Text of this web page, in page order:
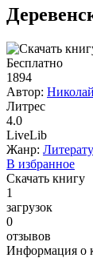
Бесплатно
1894
Автор:
Литрес
4.0
LiveLib
Жанр:
В избранное
Скачать книгу
1
загрузок
0
отзывов
Информация о